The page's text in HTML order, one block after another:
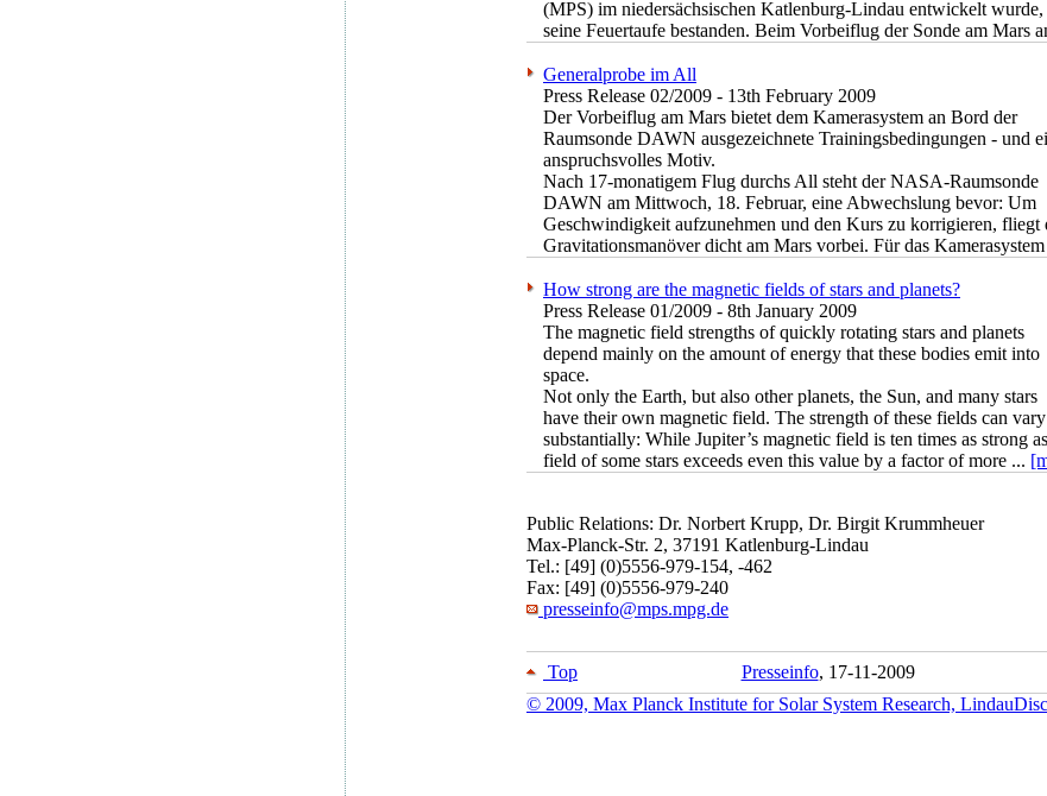
(MPS) im niedersächsischen Katlenburg-Lindau entwickelt wurde,
seine Feuertaufe bestanden. Beim Vorbeiflug der Sonde am Mars
Generalprobe im All
Press Release 02/2009 - 13th February 2009
Der Vorbeiflug am Mars bietet dem Kamerasystem an Bord der
Raumsonde DAWN ausgezeichnete Trainingsbedingungen - und
anspruchsvolles Motiv.
Nach 17-monatigem Flug durchs All steht der NASA-Raumsonde
DAWN am Mittwoch, 18. Februar, eine Abwechslung bevor: Um
Geschwindigkeit aufzunehmen und den Kurs zu korrigieren, fliegt
Gravitationsmanöver dicht am Mars vorbei. Für das
How strong are the magnetic fields of stars and planets?
Press Release 01/2009 - 8th January 2009
The magnetic field strengths of quickly rotating stars and planets
depend mainly on the amount of energy that these bodies emit into
space.
Not only the Earth, but also other planets, the Sun, and many stars
have their own magnetic field. The strength of these fields can vary
substantially: While Jupiter’s magnetic field is ten times as strong
field of some stars exceeds even this value by a factor of more ...
Public Relations: Dr. Norbert Krupp, Dr. Birgit Krummheuer
Max-Planck-Str. 2, 37191 Katlenburg-Lindau
Tel.: [49] (0)5556-979-154, -462
Fax: [49] (0)5556-979-240
presseinfo@mps.mpg.de
Top Presseinfo, 17-11-2009
© 2009, Max Planck Institute for Solar System Research, Lindau